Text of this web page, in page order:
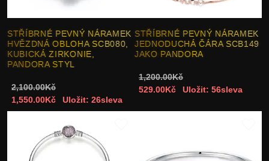
STŘÍBRNÉ PEVNÝ NÁRAMEK
HVĚZDNÁ OBLOHA SCB080,
KUBICKÁ ZIRKONIE,
PANDORA STYL
2,100.00Kč
1,550.00Kč
Uložit: 26sleva
STŘÍBRNÉ PEVNÝ NÁRAMEK
JEDNODUCHÁ ČÁRA SCB149
JAKO PANDORA
1,200.00Kč
529.00Kč
Uložit: 56sleva